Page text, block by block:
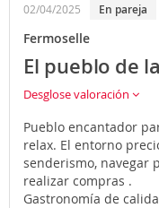
02/04/2025 En pareja
Fermoselle
El pueblo de
Desglose valoración
Pueblo encantador
relax. El entorno
senderismo, navegar
realizar compras .
Gastronomía de